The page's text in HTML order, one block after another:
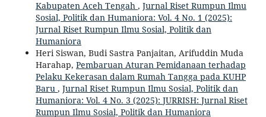
Kabupaten Aceh Tengah , Jurnal Riset Rumpun Ilmu
Sosial, Politik dan Humaniora: Vol. 4 No. 1 (2025):
Jurnal Riset Rumpun Ilmu Sosial, Politik dan
Humaniora
Heri Siswan, Budi Sastra Panjaitan, Arifuddin Muda
Harahap, Pembaruan Aturan Pemidanaan terhadap
Pelaku Kekerasan dalam Rumah Tangga pada KUHP
Baru , Jurnal Riset Rumpun Ilmu Sosial, Politik dan
Humaniora: Vol. 4 No. 3 (2025): JURRISH: Jurnal Riset
Rumpun Ilmu Sosial, Politik dan Humaniora